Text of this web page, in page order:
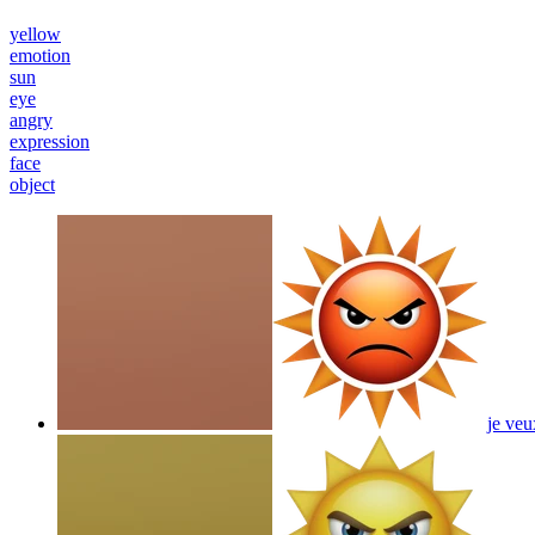
yellow
emotion
sun
eye
angry
expression
face
object
je